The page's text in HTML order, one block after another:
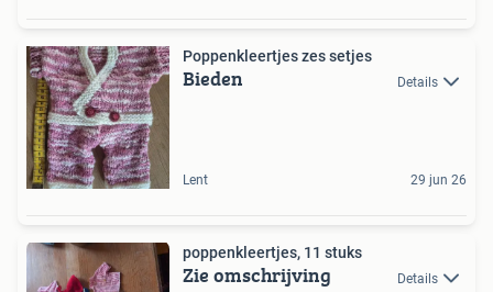
Poppenkleertjes zes setjes
Bieden Details
Lent 29 jun 26
poppenkleertjes, 11 stuks
Zie omschrijving Details